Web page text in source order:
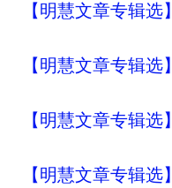
【明慧文章专辑
【明慧文章专辑
【明慧文章专辑
【明慧文章专辑